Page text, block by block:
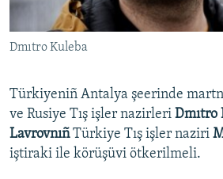
Русский
Українською
RFE/RS bütün saytları
Dmıtro Kuleba
Türkiyeniñ Antalya şeerinde
ve Rusiye Tış işler nazirleri Dmıtro
LavrovnıñTürkiye Tış işler naziri
iştiraki ile körüşüvi ötkerilmeli.